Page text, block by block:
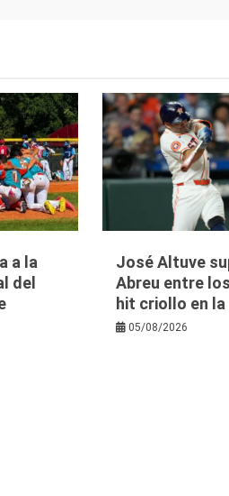
a la
del
José Altuve
Abreu entre
hit criollo en la
05/08/2026